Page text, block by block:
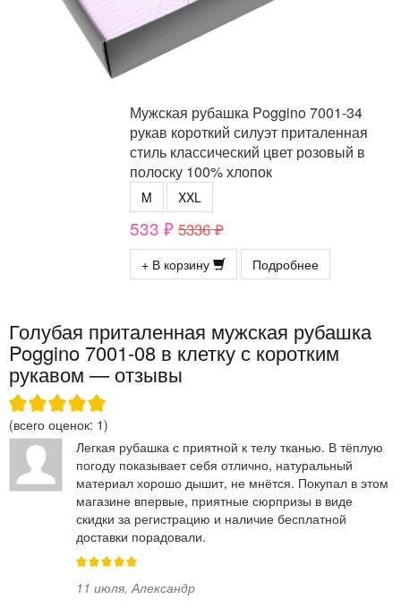
Мужская рубашка Poggino 7001-34
рукав короткий силуэт приталенная
стиль классический цвет розовый в
полоску 100% хлопок
M XXL
533 ₽ 5336 ₽
+ В корзину Подробнее
Голубая приталенная мужская рубашка
Poggino 7001-08 в клетку с коротким
рукавом — отзывы
(всего оценок: 1)
Легкая рубашка с приятной к телу тканью. В тёплую
погоду показывает себя отлично, натуральный
материал хорошо дышит, не мнётся. Покупал в этом
магазине впервые, приятные сюрпризы в виде
скидки за регистрацию и наличие бесплатной
доставки порадовали.
11 июля, Александр